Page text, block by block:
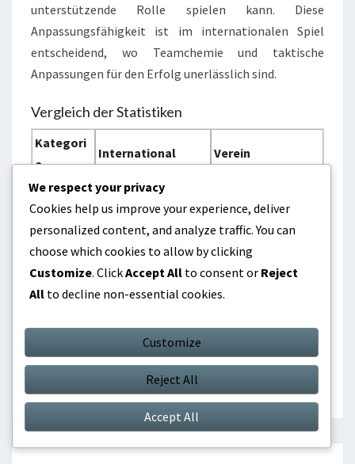
unterstützende Rolle spielen kann. Diese
Anpassungsfähigkeit ist im internationalen Spiel
entscheidend, wo Teamchemie und taktische
Anpassungen für den Erfolg unerlässlich sind.
Vergleich der Statistiken
Kategori
e
International Verein
Tore
Niedrige zweistellig
e Zahlen
Über 100
Euro 2020 Champio
Einsätze Begrenzt
Konsistent über di
Internationale Erfolge
Post
We respect your privacy
Cookies help us improve your experience, deliver
personalized content, and analyze traffic. You can
choose which cookies to allow by clicking
Customize. ClickAccept All to consent or Reject
All to decline non-essential cookies.
Customize
Reject All
Accept All